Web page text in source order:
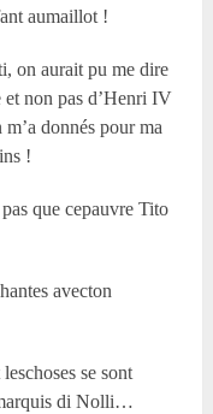
aumaillot !
on aurait pu me dire
et non pas d’Henri IV
donnés pour ma
!
que cepauvre Tito
avecton
se sont
di Nolli…